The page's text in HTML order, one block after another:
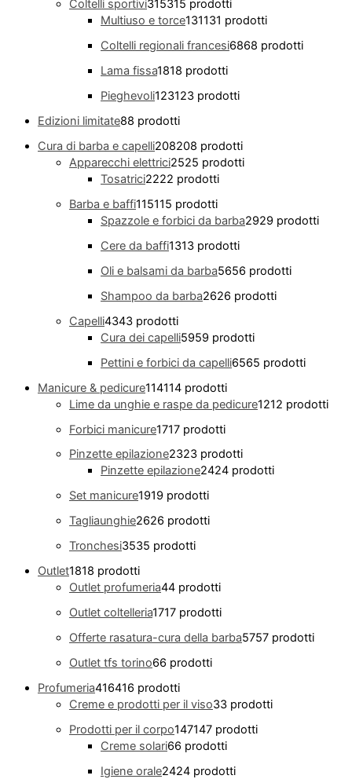
Coltelli sportivi315315 prodotti
Multiuso e torce131131 prodotti
Coltelli regionali francesi6868 prodotti
Lama fissa1818 prodotti
Pieghevoli123123 prodotti
Edizioni limitate88 prodotti
Cura di barba e capelli208208 prodotti
Apparecchi elettrici2525 prodotti
Tosatrici2222 prodotti
Barba e baffi115115 prodotti
Spazzole e forbici da barba2929 prodotti
Cere da baffi1313 prodotti
Oli e balsami da barba5656 prodotti
Shampoo da barba2626 prodotti
Capelli4343 prodotti
Cura dei capelli5959 prodotti
Pettini e forbici da capelli6565 prodotti
Manicure & pedicure114114 prodotti
Lime da unghie e raspe da pedicure1212 prodotti
Forbici manicure1717 prodotti
Pinzette epilazione2323 prodotti
Pinzette epilazione2424 prodotti
Set manicure1919 prodotti
Tagliaunghie2626 prodotti
Tronchesi3535 prodotti
Outlet1818 prodotti
Outlet profumeria44 prodotti
Outlet coltelleria1717 prodotti
Offerte rasatura-cura della barba5757 prodotti
Outlet tfs torino66 prodotti
Profumeria416416 prodotti
Creme e prodotti per il viso33 prodotti
Prodotti per il corpo147147 prodotti
Creme solari66 prodotti
Igiene orale2424 prodotti